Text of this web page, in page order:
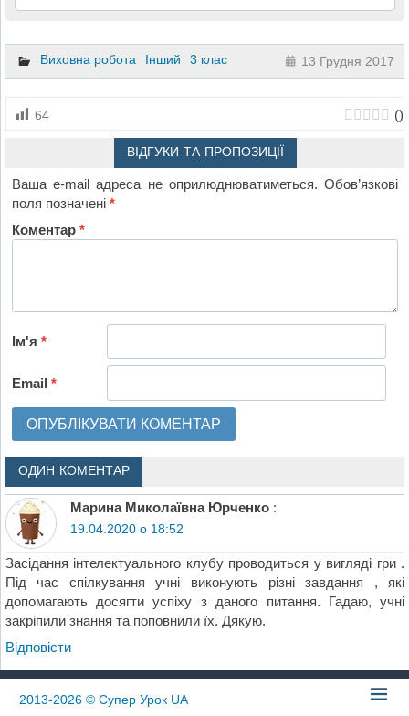
Виховна робота Інший 3 клас 13 Грудня 2017
64 ()
ВІДГУКИ ТА ПРОПОЗИЦІЇ
Ваша e-mail адреса не оприлюднюватиметься. Обов’язкові
поля позначені*
Коментар*
Ім'я*
Email*
ОДИН КОМЕНТАР
Марина Миколаївна Юрченко :
19.04.2020 о 18:52
Засідання інтелектуального клубу проводиться у вигляді гри .
Під час спілкування учні виконують різні завдання , які
допомагають досягти успіху з даного питання. Гадаю, учні
закріпили знання та поповнили їх. Дякую.
Відповіcти
2013-2026 © Супер Урок UA